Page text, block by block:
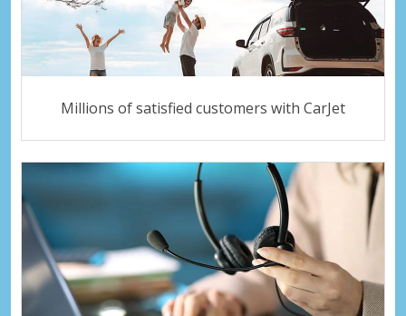
Millions of satisfied customers with CarJet